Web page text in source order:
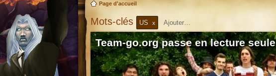
Page d'accueil
Mots-clés US x
Team-go.org passe en lecture seule